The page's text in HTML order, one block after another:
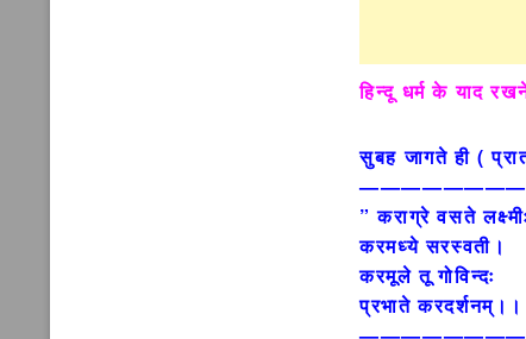
हिन्दू धर्म के याद
सुबह जागते ही (
” कराग्रे वसते
करमध्ये सरस्वती।
करमूले तू गोविन्दः
प्रभाते